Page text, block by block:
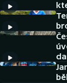
DALŠÍ SPORTY
Americký
Baseball a
Historické